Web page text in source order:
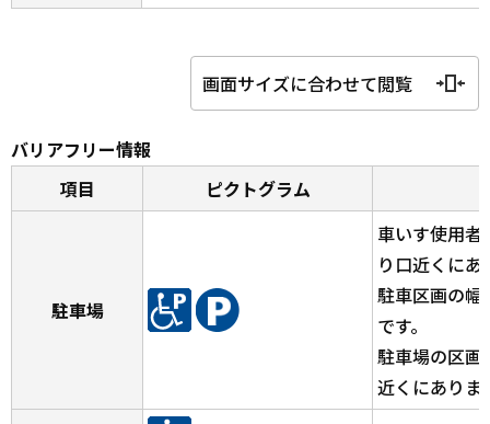
画面サイズに合わせて閲覧
バリアフリー情報
項目
ピクトグラム
駐車場
車いす使用者
り口近くにあ
駐車区画の幅
です。
駐車場の区画
近くにありま